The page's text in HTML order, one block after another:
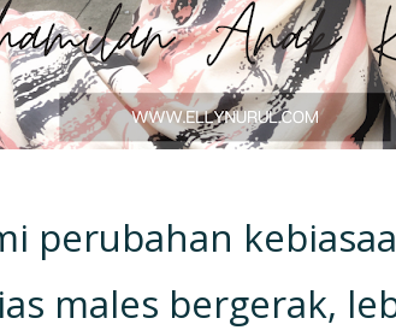
perubahan
males bergerak,